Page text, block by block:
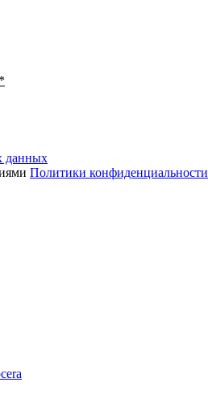
*
данных
Политики конфиденциальности